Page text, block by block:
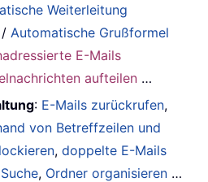
Weiterleitung
/ Automatische Grußformel
E-Mails
aufteilen …
: E-Mails zurückrufen,
von Betreffzeilen und
,doppelte E-Mails
, Ordner organisieren …